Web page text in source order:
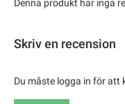
Denna produkt har inga
Skriv en recension
Du måste logga in för att